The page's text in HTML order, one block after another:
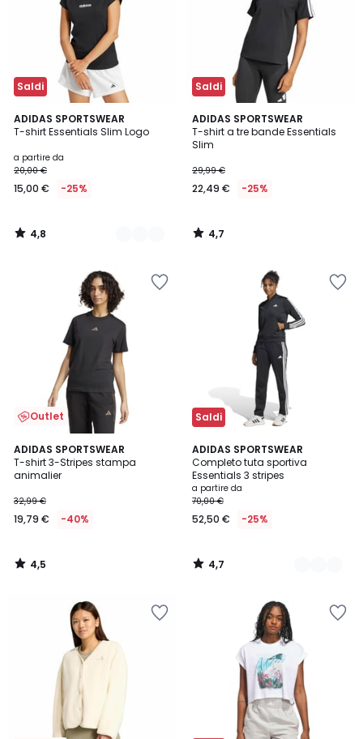
Saldi
ADIDAS SPORTSWEAR
T-shirt Essentials Slim Logo
a partire da
20,00 €
15,00 € -25%
4,8
/ 5
2
Colori
4,8
/
Saldi
ADIDAS SPORTSWEAR
T-shirt a tre bande Essentials
Slim
29,99 €
22,49 € -25%
4,7
/ 5
4,7
/
Outlet
ADIDAS SPORTSWEAR
T-shirt 3-Stripes stampa
animalier
32,99 €
19,79 € -40%
4,5
/ 5
4,5
/
Saldi
ADIDAS SPORTSWEAR
Completo tuta sportiva
Essentials 3 stripes
a partire da
70,00 €
52,50 € -25%
4,7
/ 5
4
Colori
4,7
/